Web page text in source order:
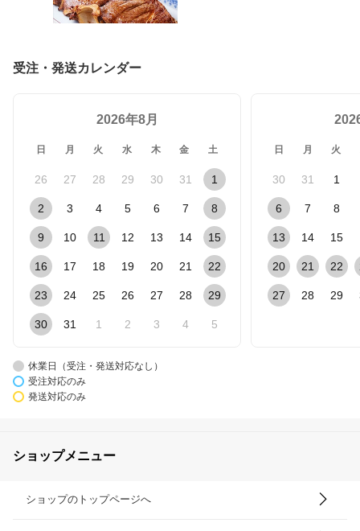
受注・発送カレンダー
2026年8月
日 月 火 水 木 金 土
26 27 28 29 30 31 1
2 3 4 5 6 7 8
9 10 11 12 13 14 15
16 17 18 19 20 21 22
23 24 25 26 27 28 29
30 31 1 2 3 4 5
日 月 火
30 31 1
6 7 8
13 14 15
20 21 22
27 28 29
休業日（受注・発送対応なし）
受注対応のみ
発送対応のみ
ショップメニュー
ショップのトップページへ